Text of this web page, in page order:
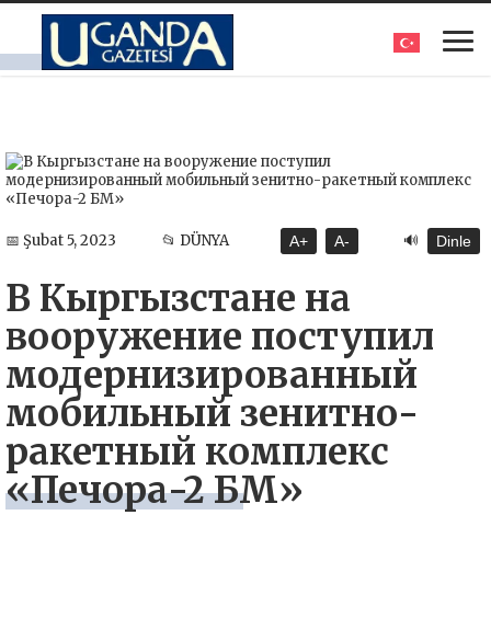
📅 Şubat 5, 2023 📂 DÜNYA A+ A- 🔊 Dinle
В Кыргызстане на
вооружение поступил
модернизированный
мобильный зенитно-
ракетный комплекс
«Печора-2 БМ»